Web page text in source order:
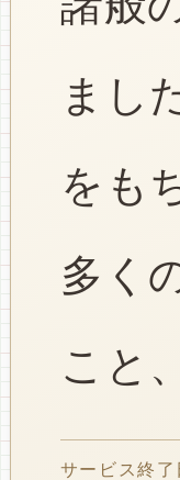
まし
をも
多く
こと
サービス終了